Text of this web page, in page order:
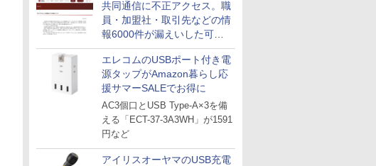
共同通信に不正アクセス。職
員・加盟社・取引先などの情
報6000件が漏えいした可能
性
エレコムのUSBポート付き電
源タップがAmazon暮らし応
援サマーSALEでお得に
AC3個口とUSB Type-A×3を備
える「ECT-37-3A3WH」が1591
円など
アイリスオーヤマのUSB充電